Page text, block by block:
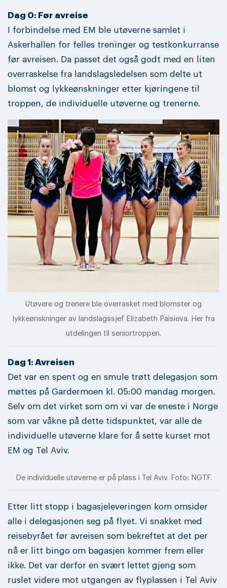
Dag 0: Før avreise
I forbindelse med EM ble utøverne samlet i
Askerhallen for felles treninger og testkonkurranse
før avreisen. Da passet det også godt med en liten
overraskelse fra landslagsledelsen som delte ut
blomst og lykkeønskninger etter kjøringene til
troppen, de individuelle utøverne og trenerne.
Utøvere og trenere ble overrasket med blomster og
lykkeønskninger av landslagssjef Elizabeth Paisieva. Her fra
utdelingen til seniortroppen.
Dag 1: Avreisen
Det var en spent og en smule trøtt delegasjon som
møttes på Gardermoen kl. 05:00 mandag morgen.
Selv om det virket som om vi var de eneste i Norge
som var våkne på dette tidspunktet, var alle de
individuelle utøverne klare for å sette kurset mot
EM og Tel Aviv.
De individuelle utøverne er på plass i Tel Aviv. Foto: NGTF.
Etter litt stopp i bagasjeleveringen kom omsider
alle i delegasjonen seg på flyet. Vi snakket med
reisebyrået før avreisen som bekreftet at det per
nå er litt bingo om bagasjen kommer frem eller
ikke. Det var derfor en svært lettet gjeng som
ruslet videre mot utgangen av flyplassen i Tel Aviv